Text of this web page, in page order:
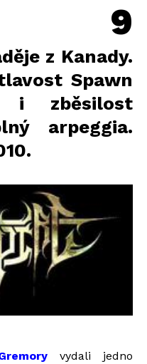
9
z Kanady.
Spawn
i zběsilost
arpeggia.
vydali jedno